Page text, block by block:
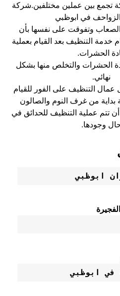
تجمع بين عملين مختلفين.شركة
في ابوظبي
وتفوقت على نفسها بأن
خدمة التنظيف بعد القيام بعملية
الحشرات.
الحشرات والتخلص منها بشكل
نهائي.
عمال التنظيف على الفور للقيام
بداية من غرف النوم والصالون
تتم عملية التنظيف للحدائق في
وجودها.
ابوظبي
في ابوظبي